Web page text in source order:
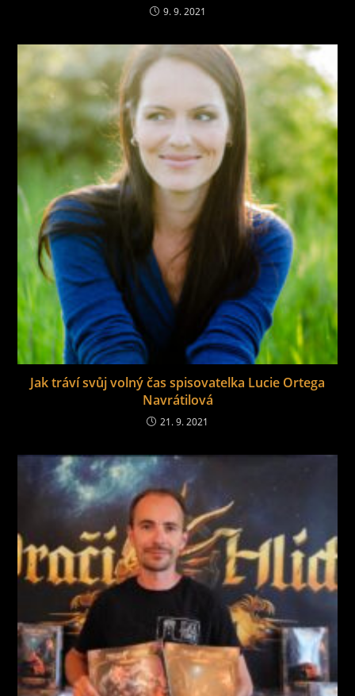
9. 9. 2021
Jak tráví svůj volný čas spisovatelka Lucie Ortega
Navrátilová
21. 9. 2021